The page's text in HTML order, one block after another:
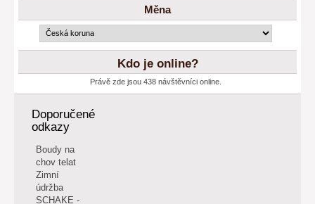
Měna
Kdo je online?
Právě zde jsou 438 návštěvníci online.
Doporučené
odkazy
Boudy na
chov telat
Zimní
údržba
SCHAKE -